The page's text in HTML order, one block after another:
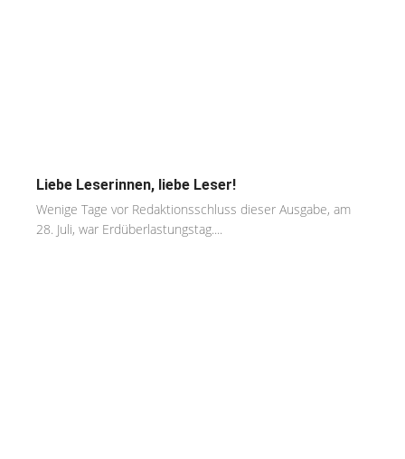
Liebe Leserinnen, liebe Leser!
Wenige Tage vor Redaktionsschluss dieser Ausgabe, am
28. Juli, war Erdüberlastungstag....